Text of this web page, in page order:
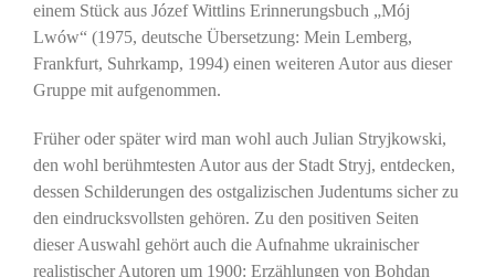
einem Stück aus Józef Wittlins Erinnerungsbuch „Mój
Lwów“ (1975, deutsche Übersetzung: Mein Lemberg,
Frankfurt, Suhrkamp, 1994) einen weiteren Autor aus dieser
Gruppe mit aufgenommen.
Früher oder später wird man wohl auch Julian Stryjkowski,
den wohl berühmtesten Autor aus der Stadt Stryj, entdecken,
dessen Schilderungen des ostgalizischen Judentums sicher zu
den eindrucksvollsten gehören. Zu den positiven Seiten
dieser Auswahl gehört auch die Aufnahme ukrainischer
realistischer Autoren um 1900: Erzählungen von Bohdan